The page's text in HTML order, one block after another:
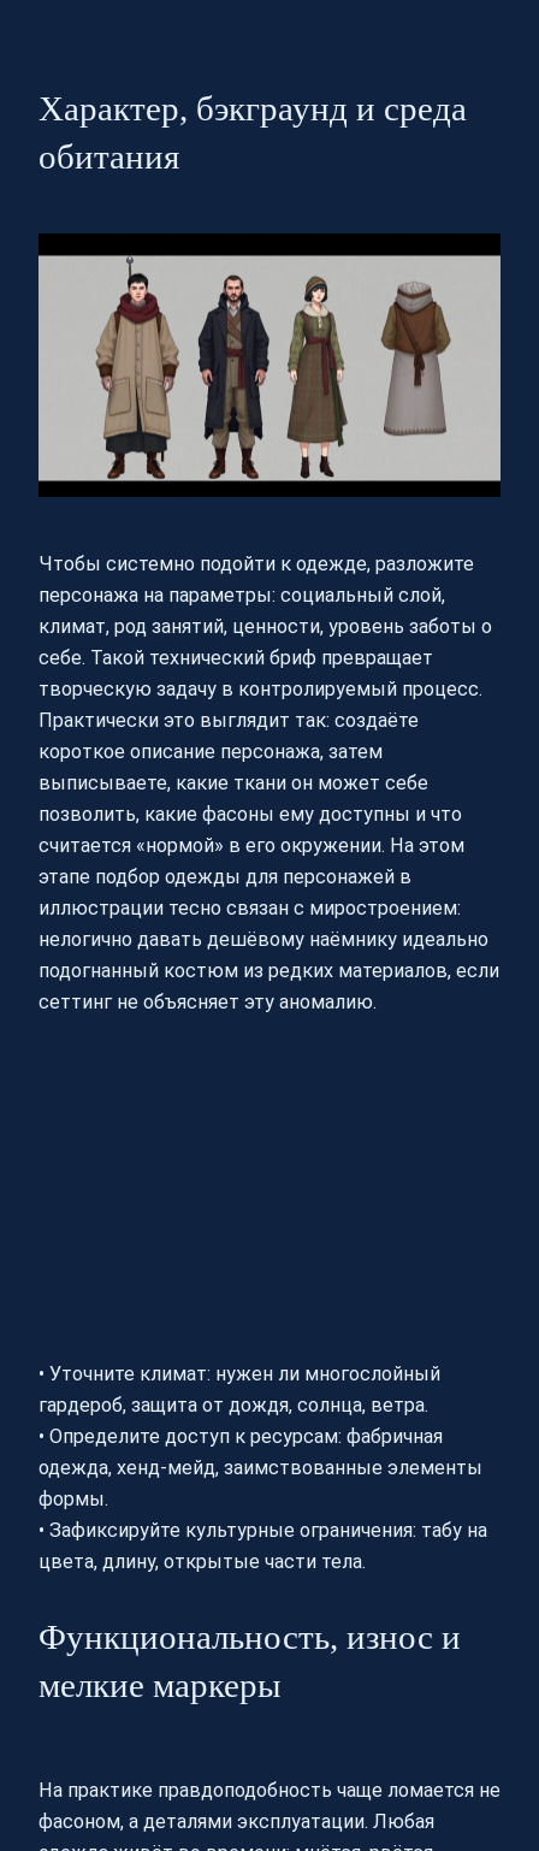
Характер, бэкграунд и среда
обитания
Чтобы системно подойти к одежде, разложите
персонажа на параметры: социальный слой,
климат, род занятий, ценности, уровень заботы о
себе. Такой технический бриф превращает
творческую задачу в контролируемый процесс.
Практически это выглядит так: создаёте
короткое описание персонажа, затем
выписываете, какие ткани он может себе
позволить, какие фасоны ему доступны и что
считается «нормой» в его окружении. На этом
этапе подбор одежды для персонажей в
иллюстрации тесно связан с миростроением:
нелогично давать дешёвому наёмнику идеально
подогнанный костюм из редких материалов, если
сеттинг не объясняет эту аномалию.
• Уточните климат: нужен ли многослойный
гардероб, защита от дождя, солнца, ветра.
• Определите доступ к ресурсам: фабричная
одежда, хенд-мейд, заимствованные элементы
формы.
• Зафиксируйте культурные ограничения: табу на
цвета, длину, открытые части тела.
Функциональность, износ и
мелкие маркеры
На практике правдоподобность чаще ломается не
фасоном, а деталями эксплуатации. Любая